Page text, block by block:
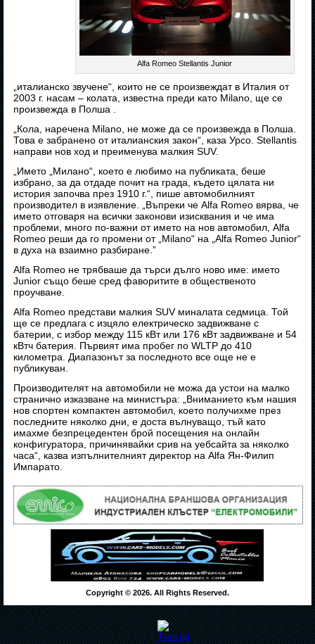
Alfa Romeo Stellantis Junior
„италианско звучене“, които не се произвеждат в Италия от
2003 г. насам – колата, известна преди като Milano, ще се
произвежда в Полша .
„Кола, наречена Milano, не може да се произвежда в Полша.
Това е забранено от италианския закон“, каза Урсо. Stellantis
направи нов ход и преименува малкия SUV.
„Името „Милано“, което е любимо на публиката, беше
избрано, за да отдаде почит на града, където цялата ни
история започва през 1910 г.“, пише автомобилният
производител в изявление. „Въпреки че Alfa Romeo вярва, че
името отговаря на всички законови изисквания и че има
проблеми, много по-важни от името на нов автомобил, Alfa
Romeo реши да го промени от „Milano“ на „Alfa Romeo Junior“
в духа на взаимно разбиране.”
Alfa Romeo не трябваше да търси дълго ново име: името
Junior също беше сред фаворитите в общественото
проучване.
Alfa Romeo представи малкия SUV миналата седмица. Той
ще се предлага с изцяло електрическо задвижване с
батерии, с избор между 115 кВт или 176 кВт задвижване и 54
кВтч батерия. Първият има пробег по WLTP до 410
километра. Диапазонът за последното все още не е
публикуван.
Производителят на автомобили не можа да устои на малко
странично изказване на министъра: „Вниманието към нашия
нов спортен компактен автомобил, което получихме през
последните няколко дни, е доста вълнуващо, тъй като
имахме безпрецедентен брой посещения на онлайн
конфигуратора, причинявайки срив на уебсайта за няколко
часа“, казва изпълнителният директор на Alfa Ян-Филип
Импарато.
Copyright © 2026. All Rights Reserved.